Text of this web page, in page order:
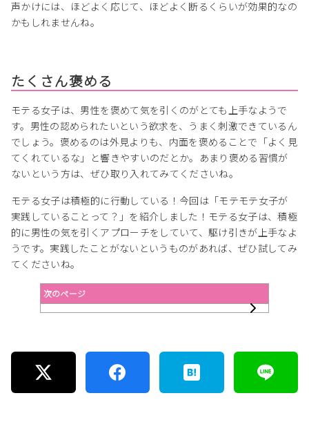
声かけには、ほどよく応じて、ほどよく断るくらいが効果的なの
かもしれませんね。
たくさん褒める
モテる女子は、男性を褒めて気を引くのがとても上手なようで
す。男性の認められたいという欲求を、うまく刺激できているん
でしょう。褒めるのは外見よりも、内面を褒めることで「よく見
てくれているな」と響きやすいのだとか。あまり褒める習慣が
ないという方は、ぜひ取り入れてみてくださいね。
モテる女子は積極的に行動している！今回は「モテモテ女子が
実践していることって？」を紹介しました！モテる女子は、積極
的に男性の気を引くアプローチをしていて、駆け引きが上手なよ
うです。実践したことがないというものがあれば、ぜひ試してみ
てくださいね。
次のページ